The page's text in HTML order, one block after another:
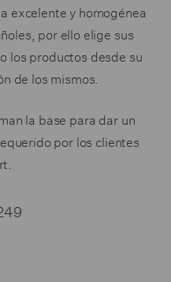
excelente y homogénea
por ello elige sus
los productos desde su
de los mismos.
la base para dar un
por los clientes